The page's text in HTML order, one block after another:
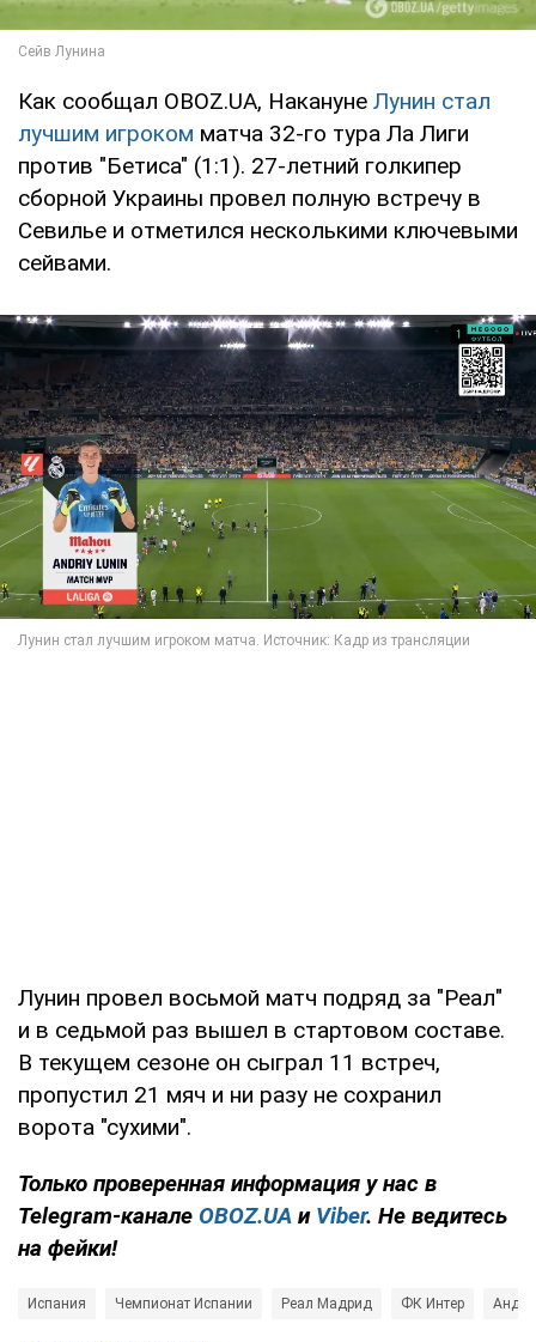
Как сообщал OBOZ.UA, Накануне Лунин стал
лучшим игроком матча 32-го тура Ла Лиги
против "Бетиса" (1:1). 27-летний голкипер
сборной Украины провел полную встречу в
Севилье и отметился несколькими ключевыми
сейвами.
Лунин провел восьмой матч подряд за "Реал"
и в седьмой раз вышел в стартовом составе.
В текущем сезоне он сыграл 11 встреч,
пропустил 21 мяч и ни разу не сохранил
ворота "сухими".
Только проверенная информация у нас в
Telegram-канале OBOZ.UA и Viber. Не ведитесь
на фейки!
Испания Чемпионат Испании Реал Мадрид ФК Интер